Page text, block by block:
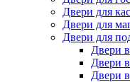
Двери для
Двери для
Двери для
Двери
Двери
Двери